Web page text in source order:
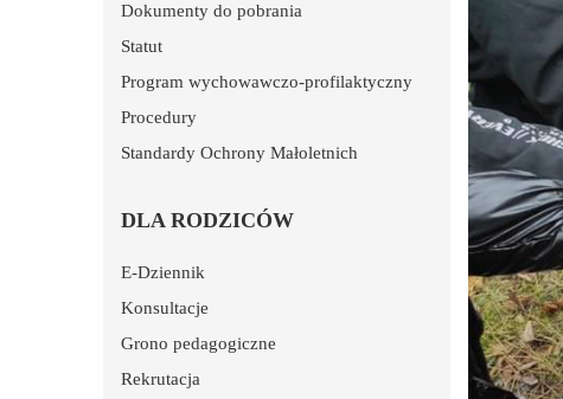
Dokumenty do pobrania
Statut
Program wychowawczo-profilaktyczny
Procedury
Standardy Ochrony Małoletnich
DLA RODZICÓW
E-Dziennik
Konsultacje
Grono pedagogiczne
Rekrutacja